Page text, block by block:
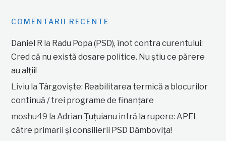
COMENTARII RECENTE
Daniel R la Radu Popa (PSD), înot contra curentului:
Cred că nu există dosare politice. Nu știu ce părere
au alții!
Liviu la Târgoviște: Reabilitarea termică a blocurilor
continuă / trei programe de finanțare
moshu49 laAdrian Țuțuianu intră la rupere: APEL
către primarii și consilierii PSD Dâmbovița!